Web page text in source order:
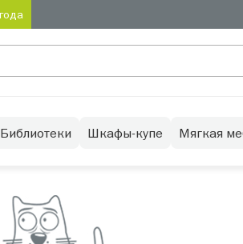
Библиотеки Шкафы-купе Мягкая